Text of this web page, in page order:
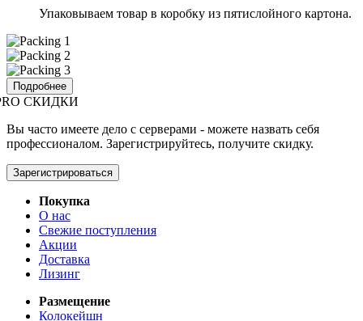
Упаковываем товар в коробку из пятислойного картона.
Подробнее
СКИДКИ
Вы часто имеете дело с серверами - можете назвать себя
профессионалом. Зарегистрируйтесь, получите скидку.
Зарегистрироваться
Покупка
О нас
Свежие поступления
Акции
Доставка
Лизинг
Размещение
Колокейшн